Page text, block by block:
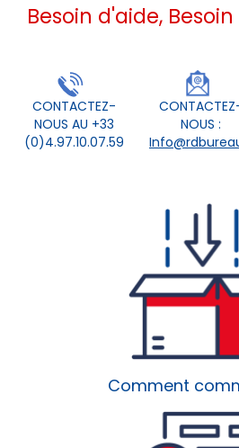
Besoin d'aide,
CONTACTEZ-
NOUS AU +33
(0)4.97.10.07.59
NOUS :
Comment